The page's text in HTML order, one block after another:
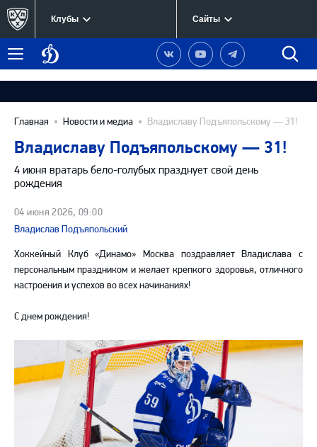
Клубы Сайты
Меню
Динамо
Москва
Наша
группа
Вконтакте
Наш
канал
YouTube
Наш
канал
Telegram
Главная Новости и медиа Владиславу Подъяпольскому — 31!
Владиславу Подъяпольскому — 31!
4 июня вратарь бело-голубых празднует свой день
рождения
04 июня 2026, 09:00
Владислав Подъяпольский
Хоккейный Клуб «Динамо» Москва поздравляет Владислава с
персональным праздником и желает крепкого здоровья, отличного
настроения и успехов во всех начинаниях!
С днем рождения!